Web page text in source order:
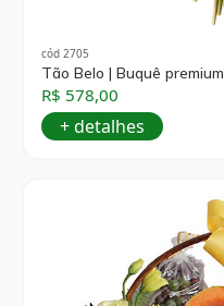
cód 2705
Tão Belo | Buquê premium
R$ 578,00
+ detalhes